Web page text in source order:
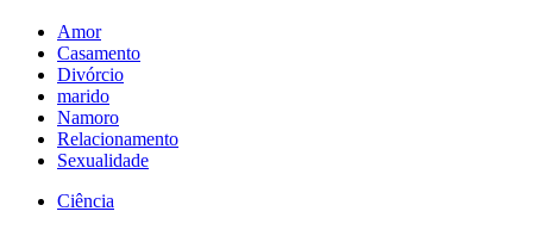
Amor
Casamento
Divórcio
marido
Namoro
Relacionamento
Sexualidade
Ciência